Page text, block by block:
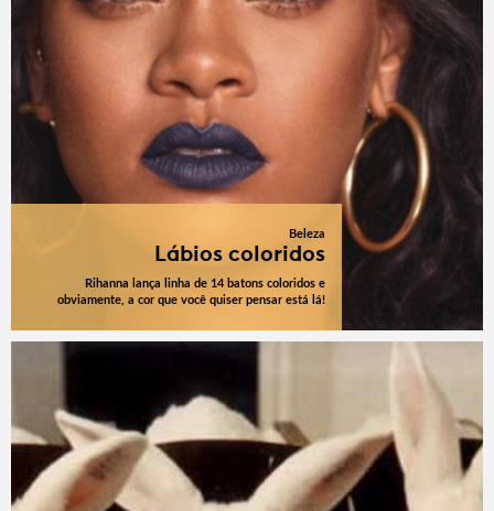
Beleza
Lábios coloridos
Rihanna lança linha de 14 batons coloridos e
obviamente, a cor que você quiser pensar está lá!